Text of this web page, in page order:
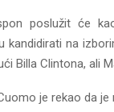
poslužit će
kandidirati na
Billa Clintona, ali
je rekao da